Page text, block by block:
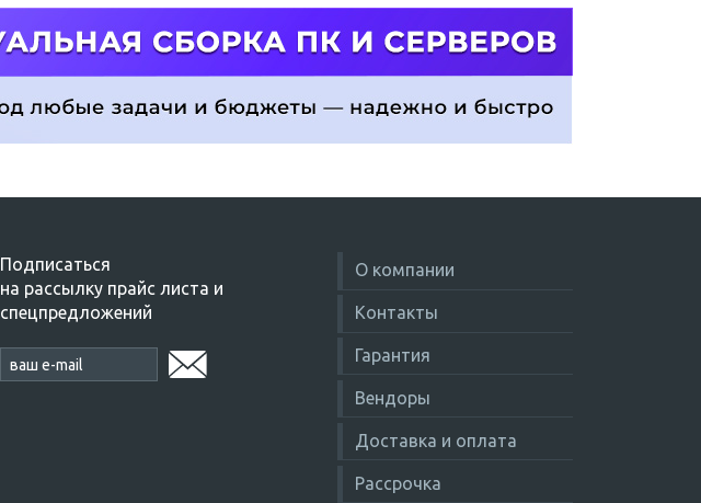
Подписаться
на рассылку прайс листа и
спецпредложений
О компании
Контакты
Гарантия
Вендоры
Доставка и оплата
Рассрочка